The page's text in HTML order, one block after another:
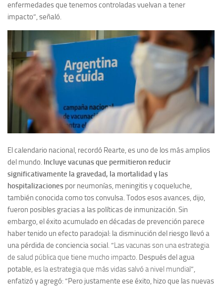
enfermedades que tenemos controladas vuelvan a tener
impacto”, señaló.
El calendario nacional, recordó Rearte, es uno de los más amplios
del mundo. Incluye vacunas que permitieron reducir
significativamente la gravedad, la mortalidad y las
hospitalizaciones por neumonías, meningitis y coqueluche,
también conocida como tos convulsa. Todos esos avances, dijo,
fueron posibles gracias a las políticas de inmunización. Sin
embargo, el éxito acumulado en décadas de prevención parece
haber tenido un efecto paradojal: la disminución del riesgo llevó a
una pérdida de conciencia social. “Las vacunas son una estrategia
de salud pública que tiene mucho impacto. Después del agua
potable,es la estrategia que más vidas salvó a nivel mundial”,
enfatizó y agregó: “Pero justamente ese éxito, hizo que las nuevas